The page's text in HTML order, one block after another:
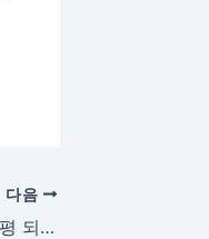
다음
원룸 인테리어: 6평 원룸이 12평 되는 마법! 좁은 방 넓어 보이는 거울 인테리어 위치 & 소품 추천